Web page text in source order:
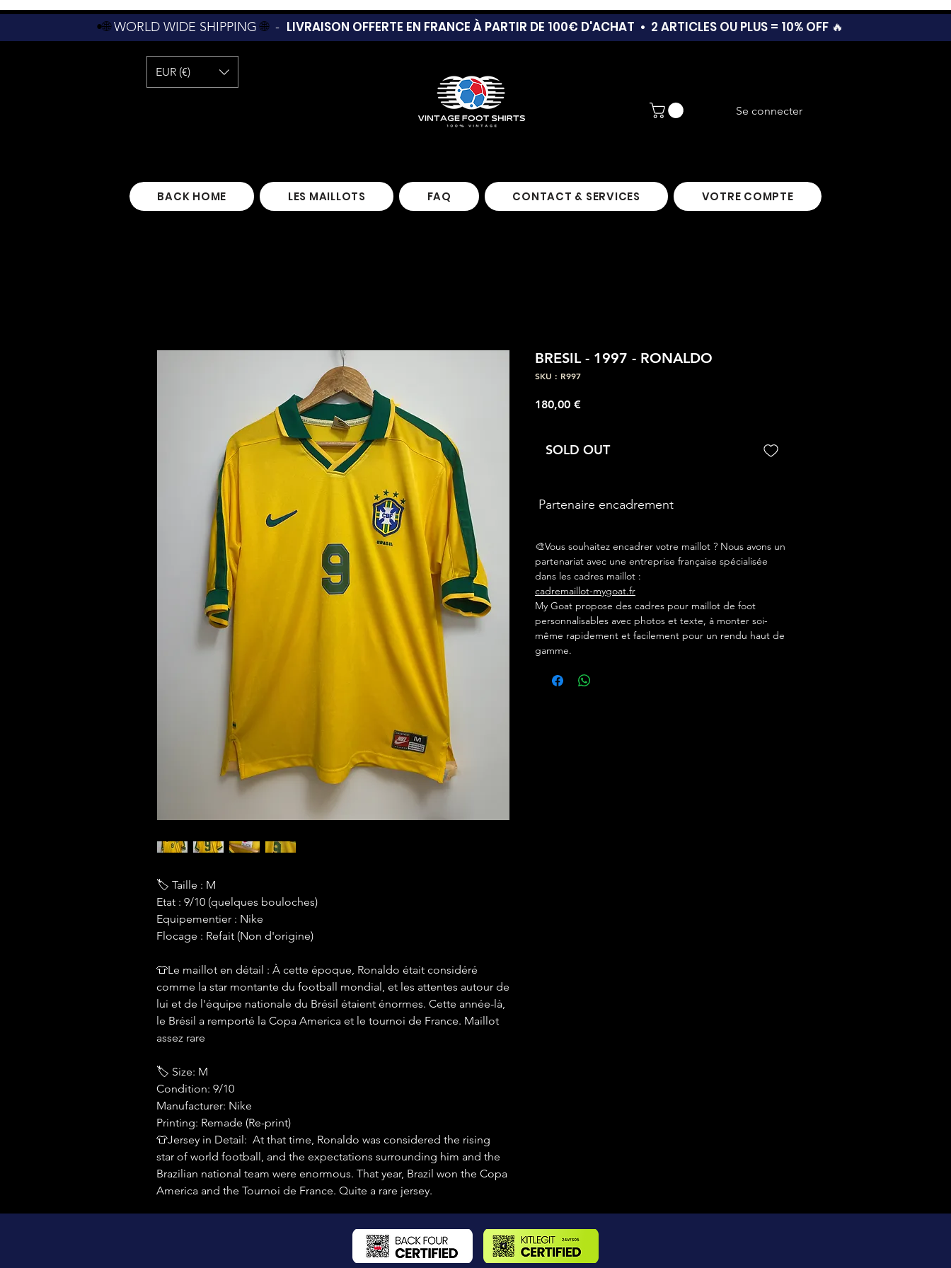
•🌐WORLD WIDE SHIPPING🌐 - LIVRAISON OFFERTE EN FRANCE À PARTIR DE 100€ D'ACHAT • 2 ARTICLES OU PLUS = 10% OFF 🔥
EUR (€)
Se connecter
BACK HOME LES MAILLOTS FAQ CONTACT & SERVICES VOTRE COMPTE
🏷 Taille : M
Etat : 9/10 (quelques bouloches)
Equipementier : Nike
Flocage : Refait (Non d'origine)
👕Le maillot en détail : À cette époque, Ronaldo était considéré
comme la star montante du football mondial, et les attentes autour de
lui et de l'équipe nationale du Brésil étaient énormes. Cette année-là,
le Brésil a remporté la Copa America et le tournoi de France. Maillot
assez rare
🏷 Size: M
Condition: 9/10
Manufacturer: Nike
Printing: Remade (Re-print)
👕Jersey in Detail: At that time, Ronaldo was considered the rising
star of world football, and the expectations surrounding him and the
Brazilian national team were enormous. That year, Brazil won the Copa
America and the Tournoi de France. Quite a rare jersey.
BRESIL - 1997 - RONALDO
SKU : R997
180,00 €Prix
SOLD OUT
Partenaire encadrement
🎨Vous souhaitez encadrer votre maillot ? Nous avons un
partenariat avec une entreprise française spécialisée
dans les cadres maillot :
cadremaillot-mygoat.fr
My Goat propose des cadres pour maillot de foot
personnalisables avec photos et texte, à monter soi-
même rapidement et facilement pour un rendu haut de
gamme.